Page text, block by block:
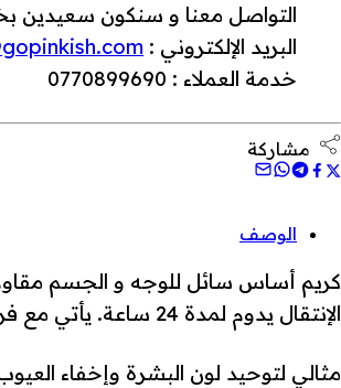
التواصل معنا و سنكون سعيدين
البريد الإلكتروني :
خدمة العملاء : 0770899690
مشاركة
الوصف
كريم أساس سائل للوجه و الجسم
الإنتقال يدوم لمدة 24 ساعة. يأتي مع فرشاة يدوية.
مثالي لتوحيد لون البشرة وإخفاء